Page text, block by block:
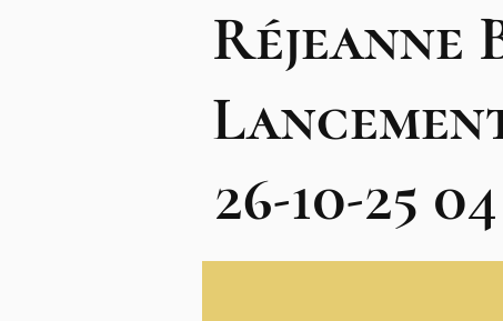
Réjeanne
26-10-25